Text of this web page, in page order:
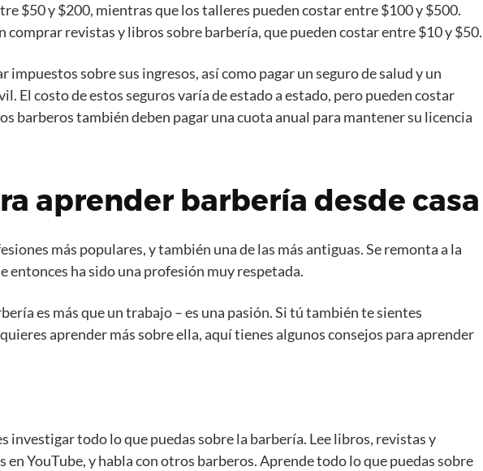
$50 y $200, mientras que los talleres pueden costar entre $100 y $500.
comprar revistas y libros sobre barbería, que pueden costar entre $10 y $50.
impuestos sobre sus ingresos, así como pagar un seguro de salud y un
El costo de estos seguros varía de estado a estado, pero pueden costar
barberos también deben pagar una cuota anual para mantener su licencia
aprender barbería desde casa
más populares, y también una de las más antiguas. Se remonta a la
entonces ha sido una profesión muy respetada.
es más que un trabajo – es una pasión. Si tú también te sientes
aprender más sobre ella, aquí tienes algunos consejos para aprender
investigar todo lo que puedas sobre la barbería. Lee libros, revistas y
YouTube, y habla con otros barberos. Aprende todo lo que puedas sobre